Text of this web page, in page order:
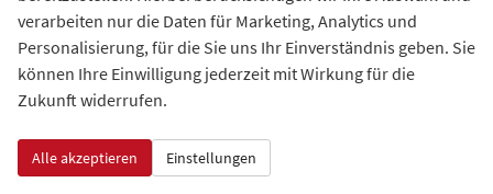
Innen
Infotainment & Kommunikation
Sicherheit & Assistenz
Außen
verarbeiten nur die Daten für Marketing, Analytics und
Personalisierung, für die Sie uns Ihr Einverständnis geben. Sie
können Ihre Einwilligung jederzeit mit Wirkung für die
Zukunft widerrufen.
Alle akzeptieren Einstellungen